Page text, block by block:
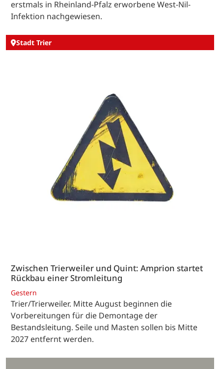
erstmals in Rheinland-Pfalz erworbene West-Nil-
Infektion nachgewiesen.
Stadt Trier
Zwischen Trierweiler und Quint: Amprion startet
Rückbau einer Stromleitung
Gestern
Trier/Trierweiler. Mitte August beginnen die
Vorbereitungen für die Demontage der
Bestandsleitung. Seile und Masten sollen bis Mitte
2027 entfernt werden.